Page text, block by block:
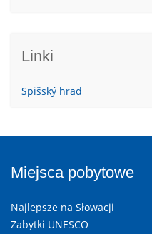
Linki
Spišský hrad
Miejsca pobytowe
Najlepsze na Słowacji
Zabytki UNESCO